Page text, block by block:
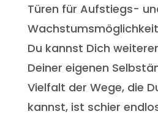
Türen für Aufstiegs-
Du kannst Dich
Deiner eigenen
Vielfalt der Wege, die
kannst, ist schier